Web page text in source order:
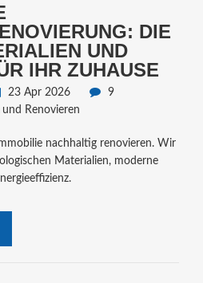
DIE
UND
IHR ZUHAUSE
23 Apr 2026
9
und Renovieren
nachhaltig renovieren. Wir
Materialien, moderne